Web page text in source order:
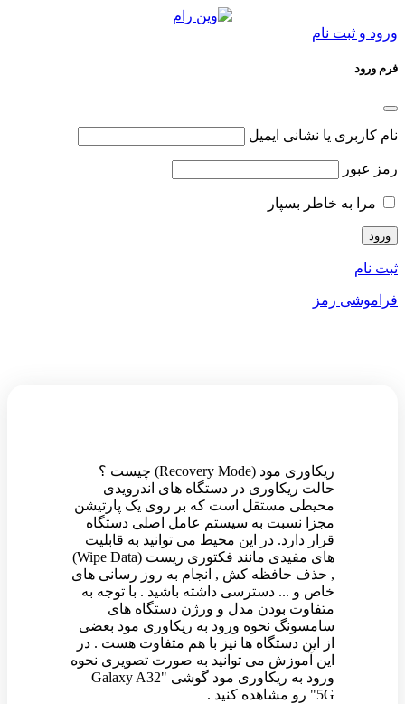
ورود و ثبت نام
فرم ورود
نام کاربری یا نشانی ایمیل
رمز عبور
مرا به خاطر بسپار
ثبت نام
فراموشی رمز
ریکاوری مود (Recovery Mode) چیست ؟
حالت ریکاوری در دستگاه های اندرویدی
محیطی مستقل است که بر روی یک پارتیشن
مجزا نسبت به سیستم عامل اصلی دستگاه
قرار دارد. در این محیط می توانید به قابلیت
های مفیدی مانند فکتوری ریست (Wipe Data)
, حذف حافظه کش , انجام به روز رسانی های
خاص و ... دسترسی داشته باشید . با توجه به
متفاوت بودن مدل و ورژن دستگاه های
سامسونگ نحوه ورود به ریکاوری مود بعضی
از این دستگاه ها نیز با هم متفاوت هست . در
این آموزش می توانید به صورت تصویری نحوه
ورود به ریکاوری مود گوشی "Galaxy A32
5G" رو مشاهده کنید .